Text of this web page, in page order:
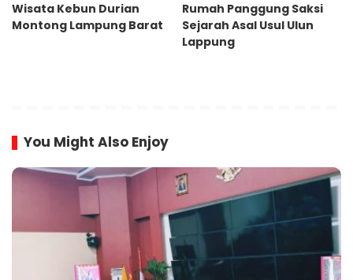
Wisata Kebun Durian
Montong Lampung Barat
Rumah Panggung Saksi
Sejarah Asal Usul Ulun
Lappung
You Might Also Enjoy